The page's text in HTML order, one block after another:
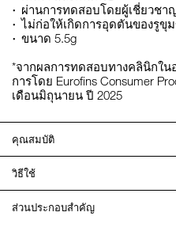
ผ่านการทดสอบโดยผู้เชี่ยวชา
ไม่ก่อให้เกิดการอุดตันของรูขุ
ขนาด 5.5g
*จากผลการทดสอบทางคลินิกใ
การโดย Eurofins Consumer
เดือนมิถุนายน ปี 2025
คุณสมบัติ
วิธีใช้
ส่วนประกอบสำคัญ